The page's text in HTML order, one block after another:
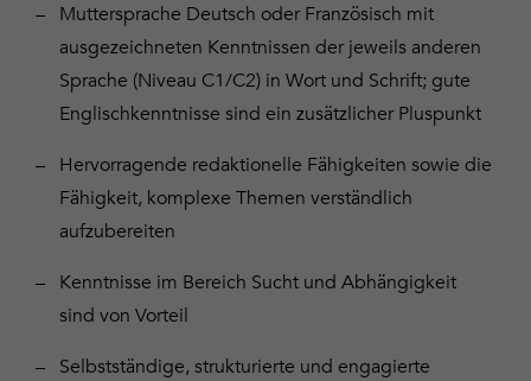
Muttersprache Deutsch oder Französisch mit
ausgezeichneten Kenntnissen der jeweils anderen
Sprache (Niveau C1/C2) in Wort und Schrift; gute
Englischkenntnisse sind ein zusätzlicher Pluspunkt
Hervorragende redaktionelle Fähigkeiten sowie die
Fähigkeit, komplexe Themen verständlich
aufzubereiten
Kenntnisse im Bereich Sucht und Abhängigkeit
sind von Vorteil
Selbstständige, strukturierte und engagierte